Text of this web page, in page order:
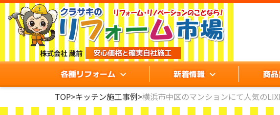
各種リフォーム 新着情報 商
TOP>キッチン施工事例>横浜市中区のマンションにて人気の